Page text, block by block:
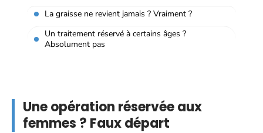
La graisse ne revient jamais ? Vraiment ?
Un traitement réservé à certains âges ?
Absolument pas
Une opération réservée aux
femmes ? Faux départ